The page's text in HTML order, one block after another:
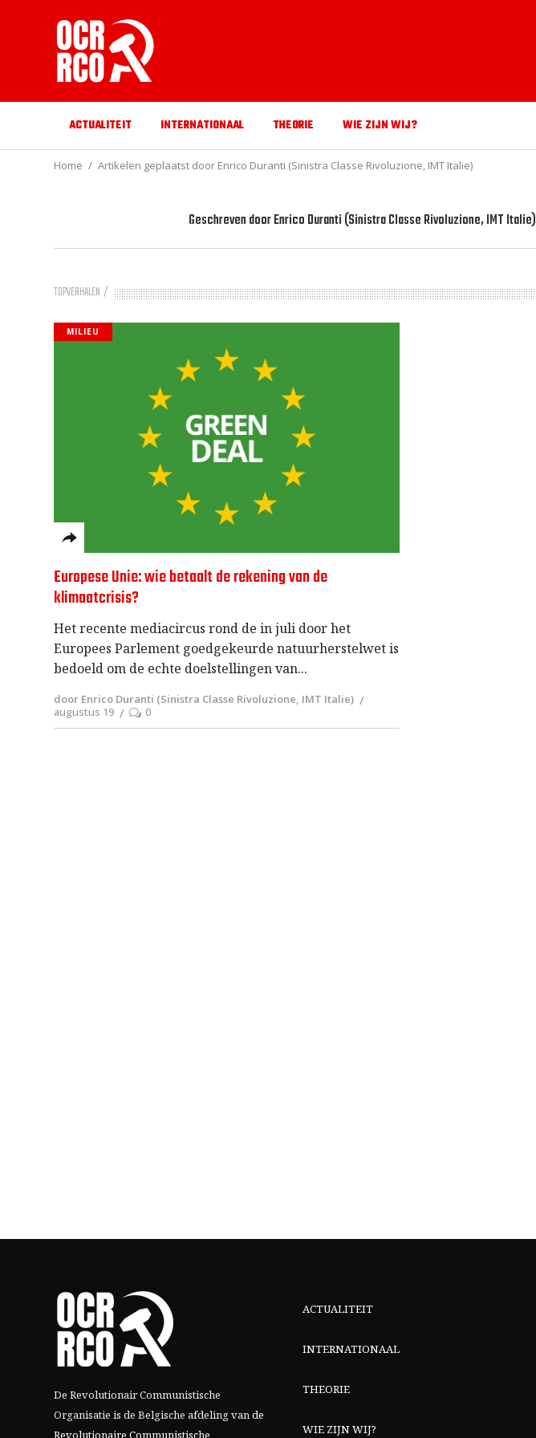
ACTUALITEIT INTERNATIONAAL THEORIE WIE ZIJN WIJ?
Home Artikelen geplaatst door Enrico Duranti (Sinistra Classe Rivoluzione, IMT Italie)
Geschreven doorEnrico Duranti (Sinistra Classe Rivoluzione, IMT Italie)
TOPVERHALEN
MILIEU
Europese Unie: wie betaalt de rekening van de
klimaatcrisis?
Het recente mediacircus rond de in juli door het
Europees Parlement goedgekeurde natuurherstelwet is
bedoeld om de echte doelstellingen van
door Enrico Duranti (Sinistra Classe Rivoluzione, IMT Italie)
augustus 19
0
De Revolutionair Communistische
Organisatie is de Belgische afdeling vande
Revolutionaire Communistische
ACTUALITEIT
INTERNATIONAAL
THEORIE
WIE ZIJN WIJ?